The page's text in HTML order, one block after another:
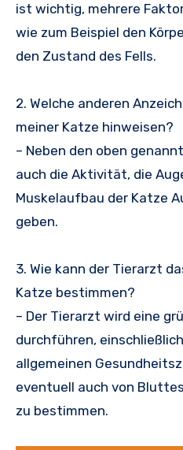
ist wichtig, mehrere
wie zum Beispiel den
den Zustand des Fells.
2. Welche anderen
meiner Katze hinweisen?
– Neben den oben
auch die Aktivität, die
Muskelaufbau der Katze
geben.
3. Wie kann der Tierarzt
Katze bestimmen?
– Der Tierarzt wird eine
durchführen,
allgemeinen
eventuell auch von
zu bestimmen.